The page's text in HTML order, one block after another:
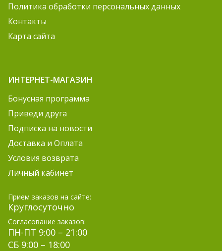
Политика обработки персональных данных
Контакты
Карта сайта
ИНТЕРНЕТ-МАГАЗИН
Бонусная программа
Приведи друга
Подписка на новости
Доставка и Оплата
Условия возврата
Личный кабинет
Прием заказов на сайте:
Круглосуточно
Согласование заказов:
ПН-ПТ 9:00 – 21:00
СБ 9:00 – 18:00